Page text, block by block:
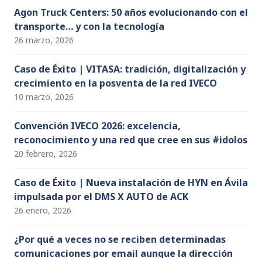
Agon Truck Centers: 50 años evolucionando con el
transporte… y con la tecnología
26 marzo, 2026
Caso de Éxito | VITASA: tradición, digitalización y
crecimiento en la posventa de la red IVECO
10 marzo, 2026
Convención IVECO 2026: excelencia,
reconocimiento y una red que cree en sus #idolos
20 febrero, 2026
Caso de Éxito | Nueva instalación de HYN en Ávila
impulsada por el DMS X AUTO de ACK
26 enero, 2026
¿Por qué a veces no se reciben determinadas
comunicaciones por email aunque la dirección